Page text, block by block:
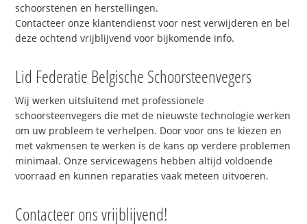
schoorstenen en herstellingen.
Contacteer onze klantendienst voor nest verwijderen en bel
deze ochtend vrijblijvend voor bijkomende info.
Lid Federatie Belgische Schoorsteenvegers
Wij werken uitsluitend met professionele
schoorsteenvegers die met de nieuwste technologie werken
om uw probleem te verhelpen. Door voor ons te kiezen en
met vakmensen te werken is de kans op verdere problemen
minimaal. Onze servicewagens hebben altijd voldoende
voorraad en kunnen reparaties vaak meteen uitvoeren.
Contacteer ons vrijblijvend!